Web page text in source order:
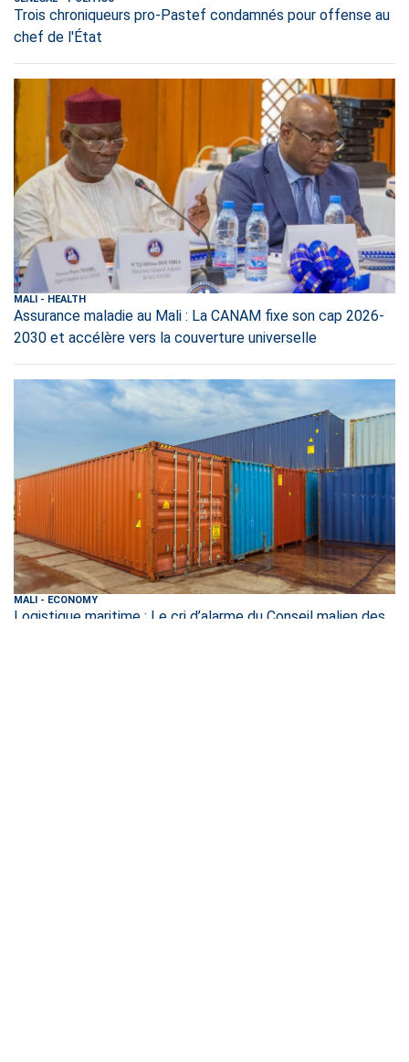
Trois chroniqueurs pro-Pastef condamnés pour offense au
chef de l'État
MALI - HEALTH
Assurance maladie au Mali : La CANAM fixe son cap 2026-
2030 et accélère vers la couverture universelle
MALI - ECONOMY
Logistique maritime : Le cri d’alarme du Conseil malien des